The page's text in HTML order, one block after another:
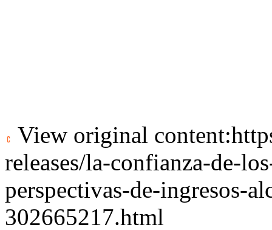
View original content:
releases/la-confianza-de-
perspectivas-de-ingresos-
302665217.html